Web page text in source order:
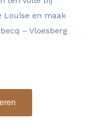
Louise en maak
– Vloesberg